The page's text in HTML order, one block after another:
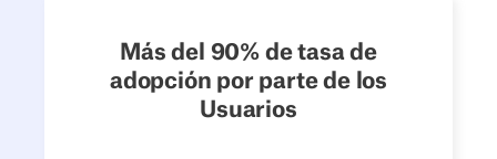
Más del 90% de tasa de
adopción por parte de los
Usuarios